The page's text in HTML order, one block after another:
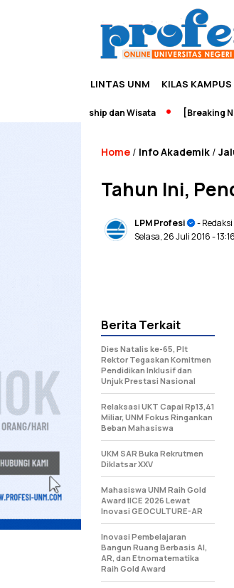
LINTAS UNM KILAS KAMPUS
Edupreneurship dan Wisata [Breaking
Home / Info Akademik /
Tahun Ini,
LPM Profesi
- Redaksi
Selasa, 26 Juli 2016-
Berita Terkait
Dies Natalis ke-65, Plt
Rektor Tegaskan Komitmen
Pendidikan Inklusif dan
Unjuk Prestasi Nasional
Relaksasi UKT Capai Rp13,41
Miliar, UNM Fokus Ringankan
Beban Mahasiswa
UKM SAR Buka Rekrutmen
Diklatsar XXV
Mahasiswa UNM Raih Gold
Award IICE 2026 Lewat
Inovasi GEOCULTURE-AR
Inovasi Pembelajaran
Bangun Ruang Berbasis AI,
AR, dan Etnomatematika
Raih Gold Award